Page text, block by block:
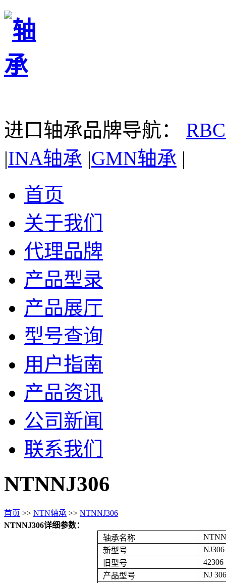
进口轴承品牌导航：
|INA轴承 |GMN轴承 |
首页
关于我们
代理品牌
产品型录
产品展厅
型号查询
用户指南
产品资讯
公司新闻
联系我们
NTNNJ306
首页 >> NTN轴承 >> NTNNJ306
NTNNJ306详细参数：
轴承名称
新型号
NJ306
旧型号
42306
产品型号
NJ 306